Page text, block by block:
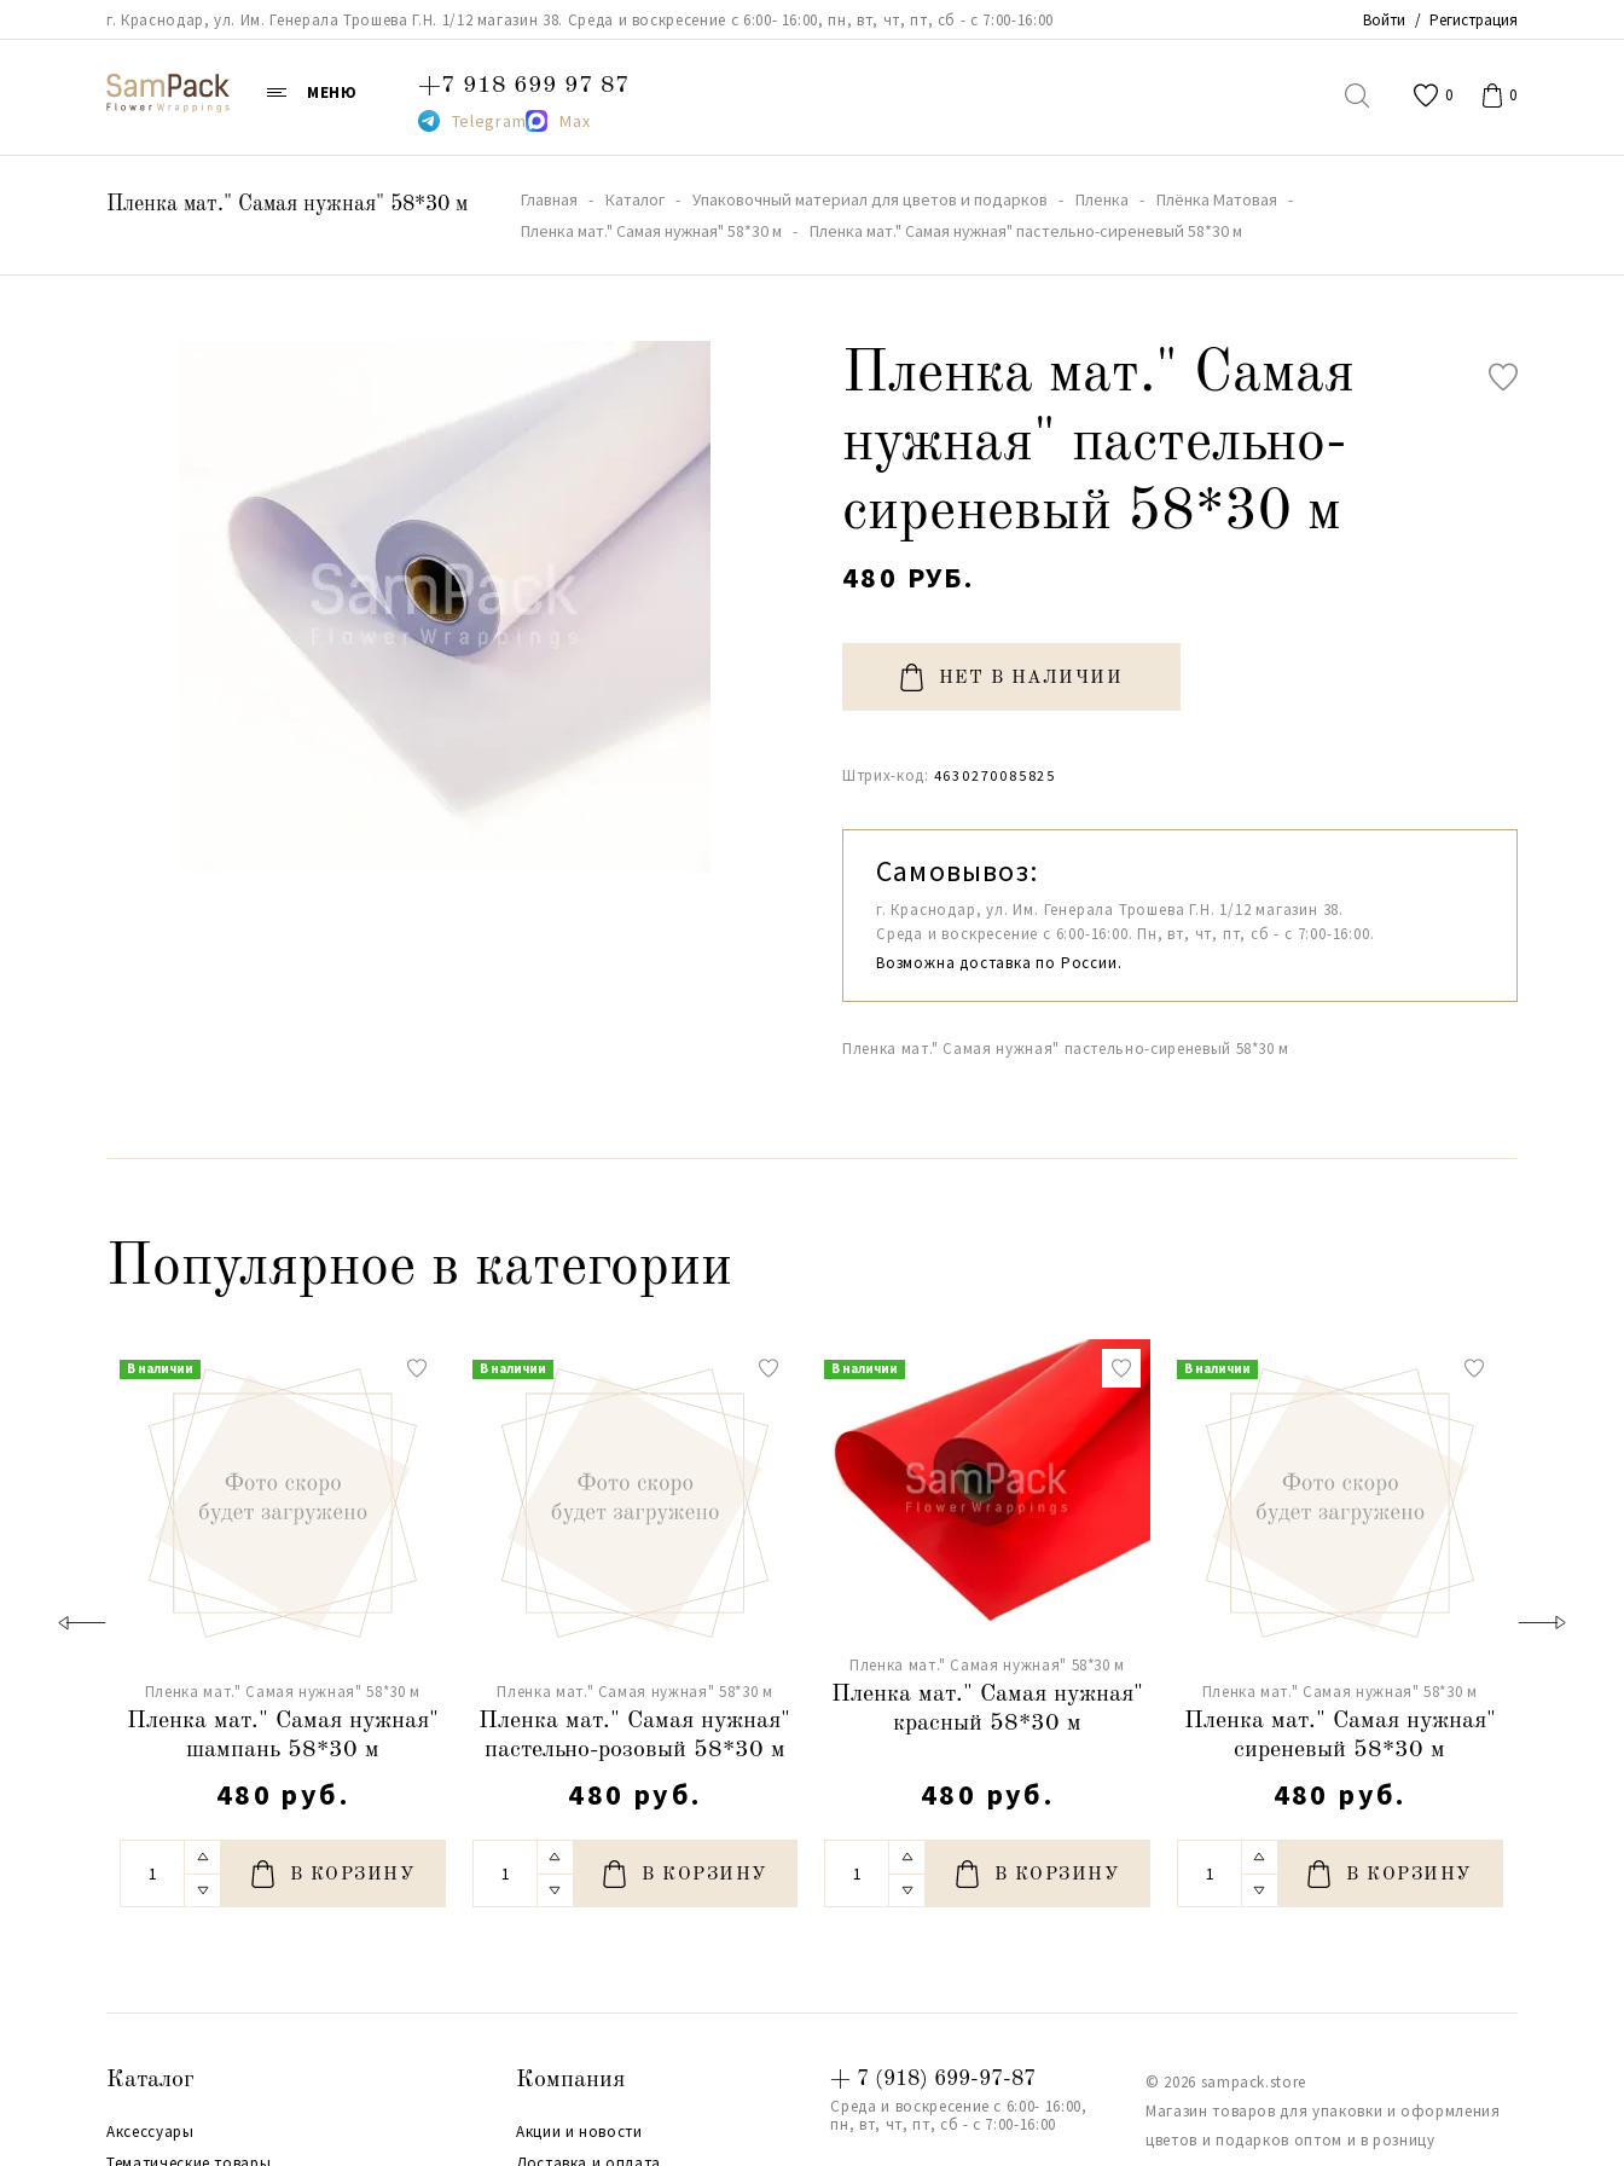
г. Краснодар, ул. Им. Генерала Трошева Г.Н. 1/12 магазин 38. Среда и воскресение с 6:00- 16:00, пн, вт, чт, пт, сб - с 7:00-16:00 Войти / Регистрация
МЕНЮ +7 918 699 97 87
Telegram Max
0 0
Пленка мат." Самая нужная" 58*30 м Главная Каталог Упаковочный материал для цветов и подарков Пленка
Плёнка Матовая
Пленка мат." Самая нужная" 58*30 м
Пленка мат." Самая нужная" пастельно-сиреневый 58*30 м
Пленка мат." Самая
нужная" пастельно-
сиреневый 58*30 м
480 РУБ.
НЕТ В НАЛИЧИИ
Штрих-код: 4630270085825
Самовывоз:
г. Краснодар, ул. Им. Генерала Трошева Г.Н. 1/12 магазин 38.
Среда и воскресение с 6:00-16:00. Пн, вт, чт, пт, сб - с 7:00-16:00.
Возможна доставка по России.
Пленка мат." Самая нужная" пастельно-сиреневый 58*30 м
Популярное в категории
В наличии
Пленка мат." Самая нужная" 58*30 м
Пленка мат." Самая нужная"
шампань 58*30 м
480 руб.
В КОРЗИНУ
В наличии
Пленка мат." Самая нужная" 58*30 м
Пленка мат." Самая нужная"
пастельно-розовый 58*30 м
480 руб.
В КОРЗИНУ
В наличии
Пленка мат." Самая нужная" 58*30 м
Пленка мат." Самая нужная"
красный 58*30 м
480 руб.
В КОРЗИНУ
В наличии
Пленка мат." Самая нужная" 58*30 м
Пленка мат." Самая нужная"
сиреневый 58*30 м
480 руб.
В КОРЗИНУ
Каталог
Аксессуары
Компания
Акции и новости
+ 7 (918) 699-97-87
Среда и воскресение с 6:00- 16:00,
пн, вт, чт, пт, сб - с 7:00-16:00
© 2026 sampack.store
Магазин товаров для упаковки и оформления
цветов и подарков оптом и в розницу